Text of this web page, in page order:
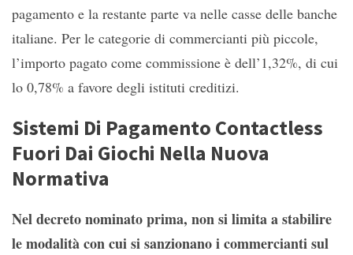
pagamento e la restante parte va nelle casse delle banche
italiane. Per le categorie di commercianti più piccole,
l’importo pagato come commissione è dell’1,32%, di cui
lo 0,78% a favore degli istituti creditizi.
Sistemi Di Pagamento Contactless
Fuori Dai Giochi Nella Nuova
Normativa
Nel decreto nominato prima, non si limita a stabilire
le modalità con cui si sanzionano i commercianti sul